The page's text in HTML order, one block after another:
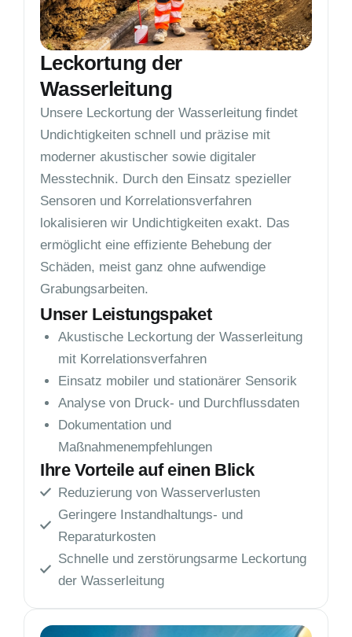
Leckortung der
Wasserleitung
Unsere Leckortung der Wasserleitung findet
Undichtigkeiten schnell und präzise mit
moderner akustischer sowie digitaler
Messtechnik. Durch den Einsatz spezieller
Sensoren und Korrelationsverfahren
lokalisieren wir Undichtigkeiten exakt. Das
ermöglicht eine effiziente Behebung der
Schäden, meist ganz ohne aufwendige
Grabungsarbeiten.
Unser Leistungspaket
Akustische Leckortung der Wasserleitung
mit Korrelationsverfahren
Einsatz mobiler und stationärer Sensorik
Analyse von Druck- und Durchflussdaten
Dokumentation und
Maßnahmenempfehlungen
Ihre Vorteile auf einen Blick
Reduzierung von Wasserverlusten
Geringere Instandhaltungs- und
Reparaturkosten
Schnelle und zerstörungsarme Leckortung
der Wasserleitung